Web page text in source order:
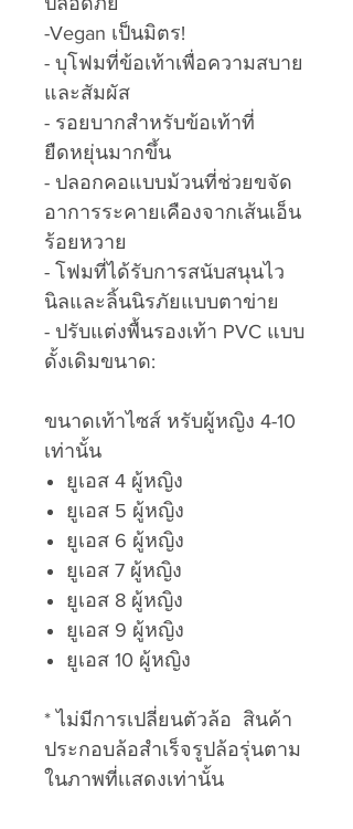
-Vegan เป็นมิตร!
- บุโฟมที่ข้อเท้าเพื่อความสบาย
และสัมผัส
- รอยบากสำหรับข้อเท้าที่
ยืดหยุ่นมากขึ้น
- ปลอกคอแบบม้วนที่ช่วยขจัด
อาการระคายเคืองจากเส้นเอ็น
ร้อยหวาย
- โฟมที่ได้รับการสนับสนุนไว
นิลและลิ้นนิรภัยแบบตาข่าย
- ปรับแต่งพื้นรองเท้า PVC แบบ
ดั้งเดิมขนาด:
ขนาดเท้าไซส์ หรับผู้หญิง 4-10
เท่านั้น
ยูเอส 4 ผู้หญิง
ยูเอส 5 ผู้หญิง
ยูเอส 6 ผู้หญิง
ยูเอส 7 ผู้หญิง
ยูเอส 8 ผู้หญิง
ยูเอส 9 ผู้หญิง
ยูเอส 10 ผู้หญิง
* ไม่มีการเปลี่ยนตัวล้อ สินค้า
ประกอบล้อสำเร็จรูปล้อรุ่นตาม
ในภาพที่เเสดงเท่านั้น